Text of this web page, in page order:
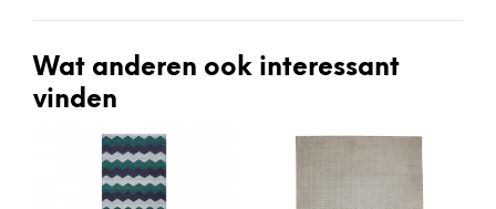
Wat anderen ook interessant
vinden